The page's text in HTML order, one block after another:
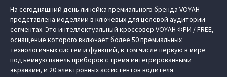
На сегодняшний день линейка премиального бренда VOYAH
представлена моделями в ключевых для целевой аудитории
сегментах. Это интеллектуальный кроссовер VOYAH ФРИ / FREE,
оснащение которого включает более 50 премиальных
технологичных систем и функций, в том числе первую в мире
подъемную панель приборов с тремя интегрированными
экранами, и 20 электронных ассистентов водителя.